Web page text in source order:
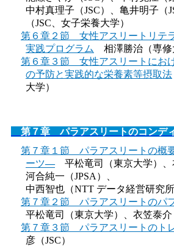
中村真理子（JSC）、 亀井明子（
（JSC、⼥子栄養大学）
第６章２節 ⼥性アスリートリテ
実践プログラム
相澤勝治（専修
第６章３節 ⼥性アスリートにお
の予防と実践的な栄養素等摂取法
大学）
第７章 パラアスリートのコンデ
第７章１節 パラアスリートの概
ーツ―平松竜司（東京大学）、
河合純一（JPSA）、
中西智也（NTT データ経営研究所
第７章２節 パラアスリートのパ
平松竜司（東京大学）、衣笠泰介
第７章３節 パラアスリートのト
彦（JSC）